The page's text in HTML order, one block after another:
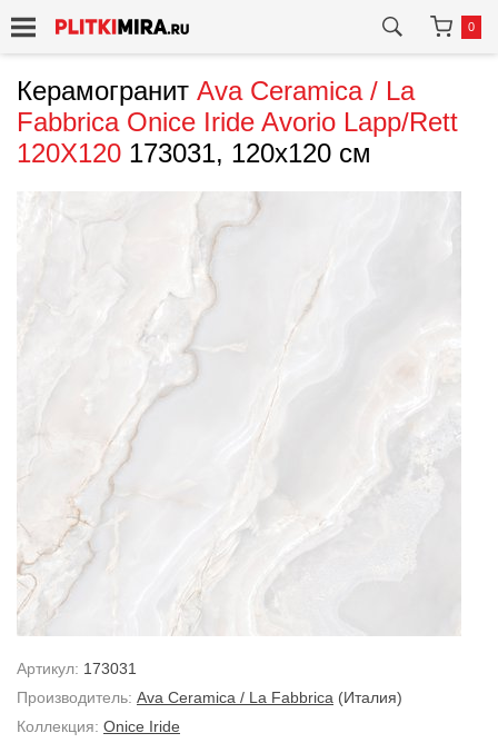
0
Керамогранит Ava Ceramica / La
Fabbrica Onice Iride Avorio Lapp/Rett
120X120 173031, 120x120 см
Артикул: 173031
Производитель: Ava Ceramica / La Fabbrica (Италия)
Коллекция: Onice Iride